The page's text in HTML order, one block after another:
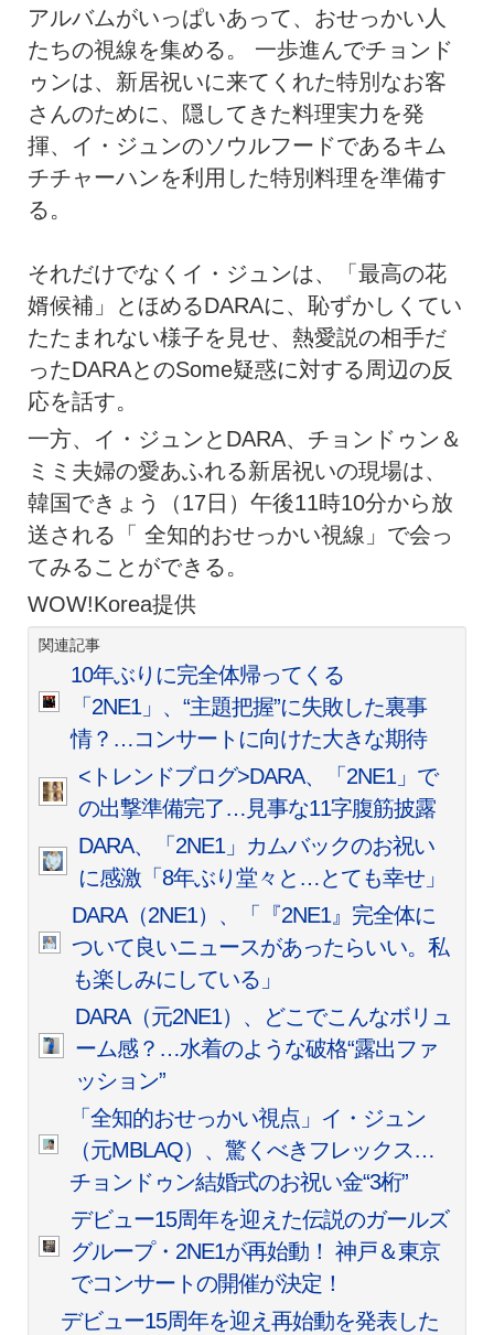
アルバムがいっぱいあって、おせっかい人
たちの視線を集める。 一歩進んでチョンド
ゥンは、新居祝いに来てくれた特別なお客
さんのために、隠してきた料理実力を発
揮、イ・ジュンのソウルフードであるキム
チチャーハンを利用した特別料理を準備す
る。
それだけでなくイ・ジュンは、「最高の花
婿候補」とほめるDARAに、恥ずかしくてい
たたまれない様子を見せ、熱愛説の相手だ
ったDARAとのSome疑惑に対する周辺の反
応を話す。
一方、イ・ジュンとDARA、チョンドゥン＆
ミミ夫婦の愛あふれる新居祝いの現場は、
韓国できょう（17日）午後11時10分から放
送される「 全知的おせっかい視線」で会っ
てみることができる。
WOW!Korea提供
関連記事
10年ぶりに完全体帰ってくる
「2NE1」、“主題把握”に失敗した裏事
情？…コンサートに向けた大きな期待
<トレンドブログ>DARA、「2NE1」で
の出撃準備完了…見事な11字腹筋披露
DARA、「2NE1」カムバックのお祝い
に感激「8年ぶり堂々と…とても幸せ」
DARA（2NE1）、「『2NE1』完全体に
ついて良いニュースがあったらいい。私
も楽しみにしている」
DARA（元2NE1）、どこでこんなボリュ
ーム感？…水着のような破格“露出ファ
ッション”
「全知的おせっかい視点」イ・ジュン
（元MBLAQ）、驚くべきフレックス…
チョンドゥン結婚式のお祝い金“3桁”
デビュー15周年を迎えた伝説のガールズ
グループ・2NE1が再始動！ 神戸＆東京
でコンサートの開催が決定！
デビュー15周年を迎え再始動を発表した